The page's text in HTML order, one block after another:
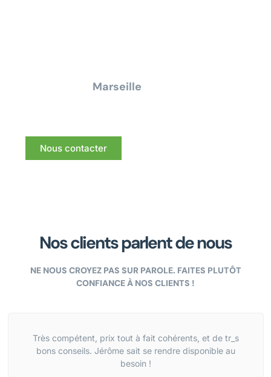
Marseille
Nous contacter
Nos clients parlent de nous
NE NOUS CROYEZ PAS SUR PAROLE. FAITES PLUTÔT
CONFIANCE À NOS CLIENTS !
Très compétent, prix tout à fait cohérents, et de tr_s
bons conseils. Jérôme sait se rendre disponible au
besoin !